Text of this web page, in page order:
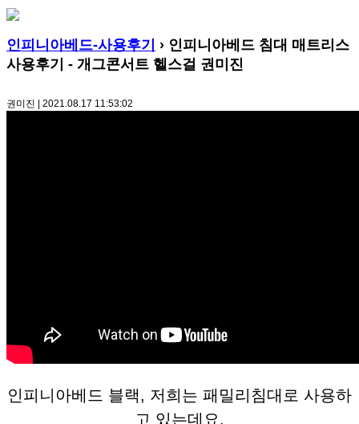
인피니아베드-사용후기
› 인피니아베드 침대 매트리스
사용후기 - 개그콘서트 헬스걸 권미진
권미진 | 2021.08.17 11:53:02
인피니아베드 블랙, 저희는 패밀리침대로 사용하
고 있는데요,